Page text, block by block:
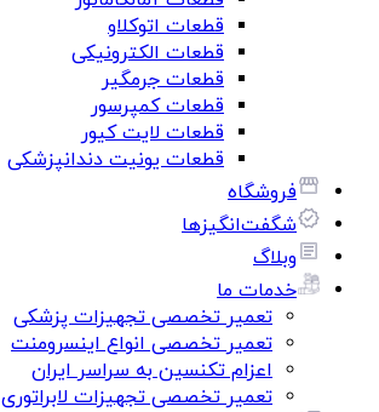
قطعات اتوکلاو
قطعات الکترونیکی
قطعات جرمگیر
قطعات کمپرسور
قطعات لایت کیور
قطعات یونیت دندانپزشکی
فروشگاه
شگفت‌انگیزها
وبلاگ
خدمات ما
تعمیر تخصصی تجهیزات پزشکی
تعمیر تخصصی انواع اینسرومنت
اعزام تکنسین به سراسر ایران
تعمیر تخصصی تجهیزات لابراتوری